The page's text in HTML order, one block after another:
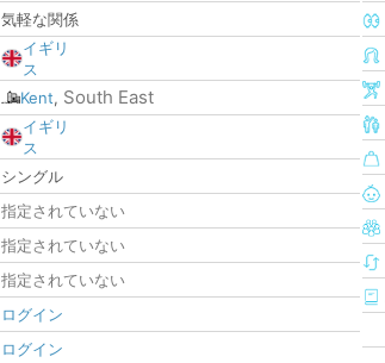
気軽な関係
イギリ
ス
Kent, South East
イギリ
ス
シングル
指定されていない
指定されていない
指定されていない
ログイン
ログイン